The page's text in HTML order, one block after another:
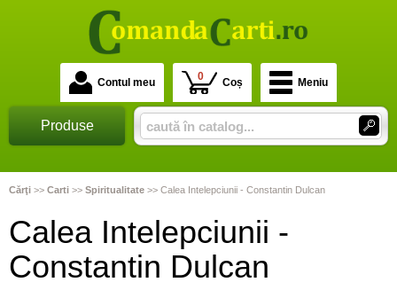
Contul meu 0 Coș Meniu
Produse
Cărţi >> Carti >> Spiritualitate >> Calea Intelepciunii - Constantin Dulcan
Calea Intelepciunii -
Constantin Dulcan